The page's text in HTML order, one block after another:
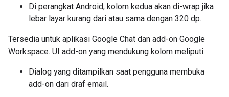
Di perangkat Android, kolom kedua akan di-wrap jika
lebar layar kurang dari atau sama dengan 320 dp.
Tersedia untuk aplikasi Google Chat dan add-on Google
Workspace. UI add-on yang mendukung kolom meliputi:
Dialog yang ditampilkan saat pengguna membuka
add-on dari draf email.